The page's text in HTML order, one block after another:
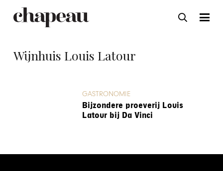
Wijnhuis Louis Latour
GASTRONOMIE
Bijzondere proeverij Louis
Latour bij Da Vinci